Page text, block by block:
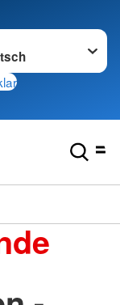
wechseln zu